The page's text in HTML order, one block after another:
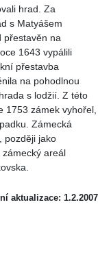
hrad. Za
s Matyášem
přestavěn na
1643 vypálili
přestavba
na pohodlnou
s lodžií. Z této
1753 zámek vyhořel,
Zámecká
později jako
areál
aktualizace: 1.2.2007